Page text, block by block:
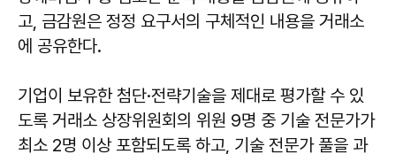
고, 금감원은 정정 요구서의 구체적인 내용을 거래소
에 공유한다.
기업이 보유한 첨단·전략기술을 제대로 평가할 수 있
도록 거래소 상장위원회의 위원 9명 중 기술 전문가가
최소 2명 이상 포함되도록 하고, 기술 전문가 풀을 과